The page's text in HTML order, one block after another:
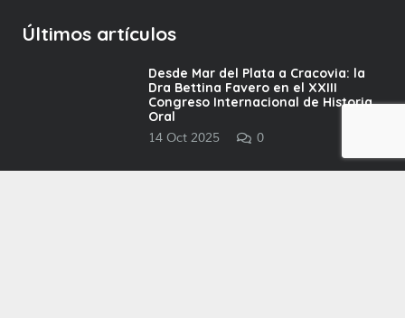
Últimos artículos
Desde Mar del Plata a Cracovia: la
Dra Bettina Favero en el XXIII
Congreso Internacional de Historia
Oral
14 Oct 2025 0